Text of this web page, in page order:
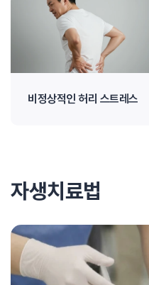
비정상적인허리 스트레스
자생치료법